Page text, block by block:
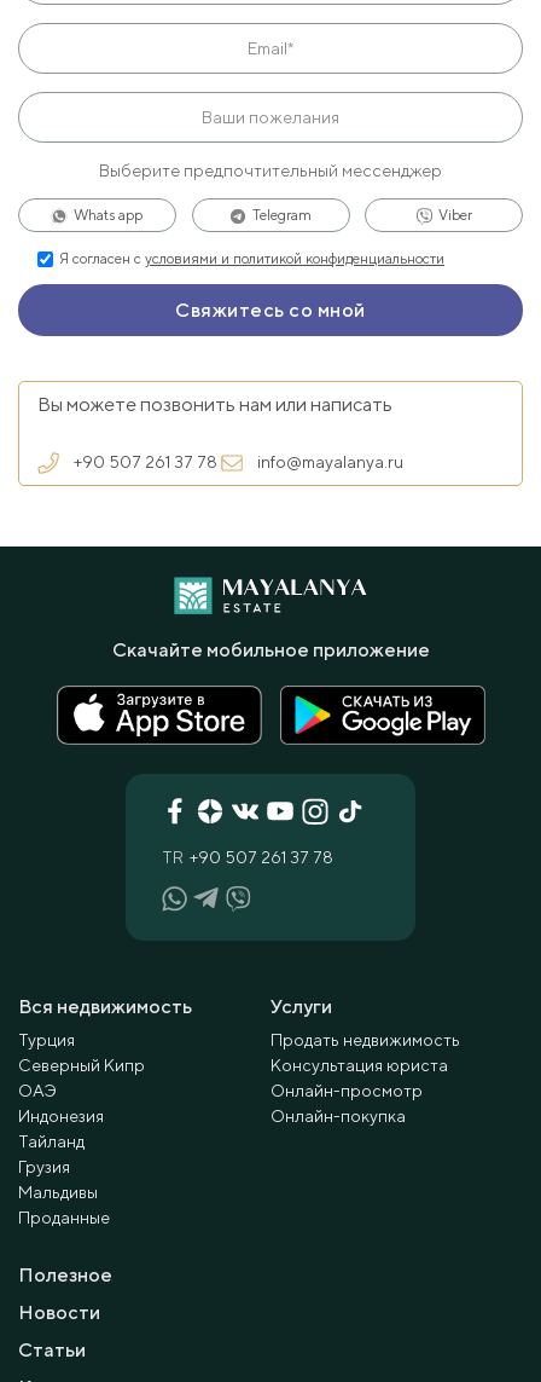
Выберите предпочтительный мессенджер
Whats app Telegram Viber
Я согласен с условиями и политикой конфиденциальности
Вы можете позвонить нам или написать
+90 507 261 37 78 info@mayalanya.ru
Вся недвижимость
Турция
Северный Кипр
ОАЭ
Индонезия
Тайланд
Грузия
Мальдивы
Проданные
Услуги
Продать недвижимость
Консультация юриста
Онлайн-просмотр
Онлайн-покупка
Полезное
Новости
Статьи
TR +90 507 261 37 78
Скачайте мобильное приложение